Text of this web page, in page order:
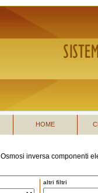
HOME
Osmosi inversa componenti
altri filtri